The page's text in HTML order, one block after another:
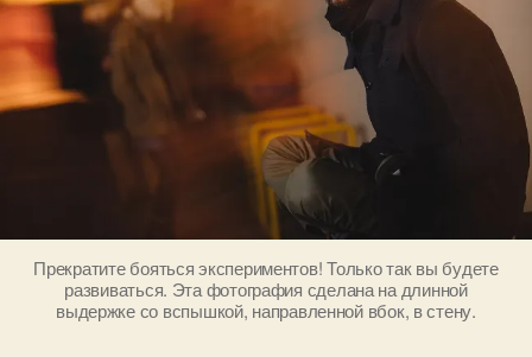
Прекратите бояться экспериментов! Только так вы будете
развиваться. Эта фотография сделана на длинной
выдержке со вспышкой, направленной вбок, в стену.